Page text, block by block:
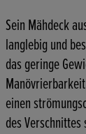
Sein Mähdeck
langlebig und
das geringe
einen
des